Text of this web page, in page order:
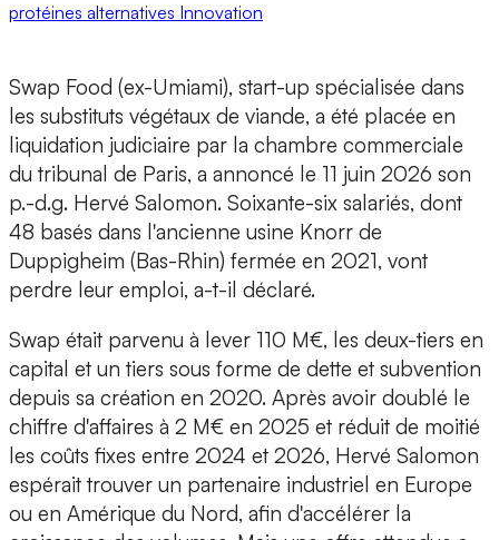
protéines alternatives Innovation
Swap Food (ex-Umiami), start-up spécialisée dans
les substituts végétaux de viande, a été placée en
liquidation judiciaire par la chambre commerciale
du tribunal de Paris, a annoncé le 11 juin 2026 son
p.-d.g. Hervé Salomon. Soixante-six salariés, dont
48 basés dans l'ancienne usine Knorr de
Duppigheim (Bas-Rhin) fermée en 2021, vont
perdre leur emploi, a-t-il déclaré.
Swap était parvenu à lever 110 M€, les deux-tiers en
capital et un tiers sous forme de dette et subvention
depuis sa création en 2020. Après avoir doublé le
chiffre d'affaires à 2 M€ en 2025 et réduit de moitié
les coûts fixes entre 2024 et 2026, Hervé Salomon
espérait trouver un partenaire industriel en Europe
ou en Amérique du Nord, afin d'accélérer la